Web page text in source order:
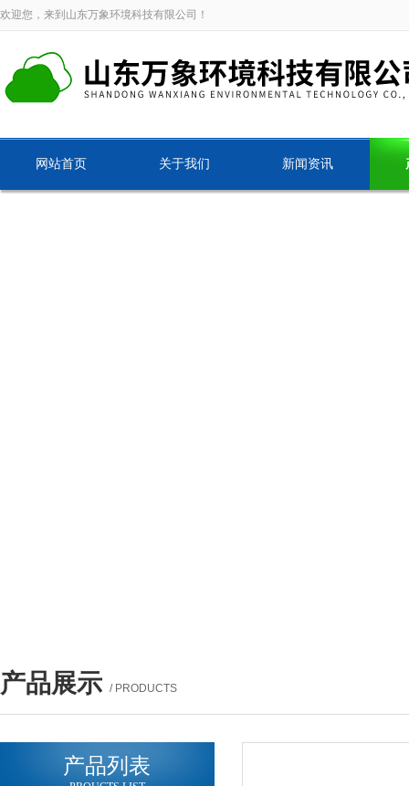
欢迎您，来到山东万象环境科技有限公司！
网站首页 关于我们 新闻资讯
产品展示 / PRODUCTS
产品列表